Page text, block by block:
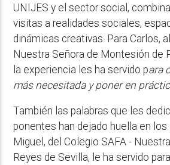
UNIJES y el sector social,
visitas a realidades sociales,
dinámicas creativas. Para Carlos,
Nuestra Señora de Montesión de
la experiencia les ha servido para
más necesitada y poner en
También las palabras que les
ponentes han dejado huella en
Miguel, del Colegio SAFA -
Reyes de Sevilla, le ha servido